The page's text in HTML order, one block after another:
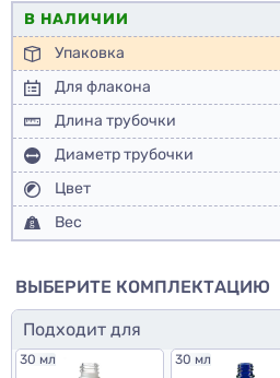
В НАЛИЧИИ
Упаковка
Для флакона
Длина трубочки
Диаметр трубочки
Цвет
Вес
ВЫБЕРИТЕ КОМПЛЕКТАЦИЮ
Подходит для
30 мл 30 мл